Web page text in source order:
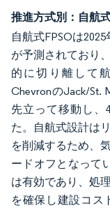
推進方式別：自航
自航式FPSOは
が予測されており
的に切り離して
ChevronのJack/St.
先立って移動し、
た。自航式設計は
を削減するため、
ードオフとなって
は有効であり、処
を確保し建設コス